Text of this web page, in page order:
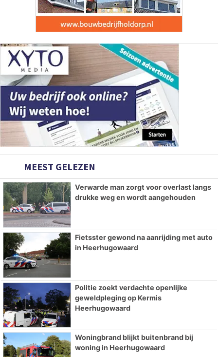
MEEST GELEZEN
Verwarde man zorgt voor overlast langs
drukke weg en wordt aangehouden
Fietsster gewond na aanrijding met auto
in Heerhugowaard
Politie zoekt verdachte openlijke
geweldpleging op Kermis
Heerhugowaard
Woningbrand blijkt buitenbrand bij
woning in Heerhugowaard